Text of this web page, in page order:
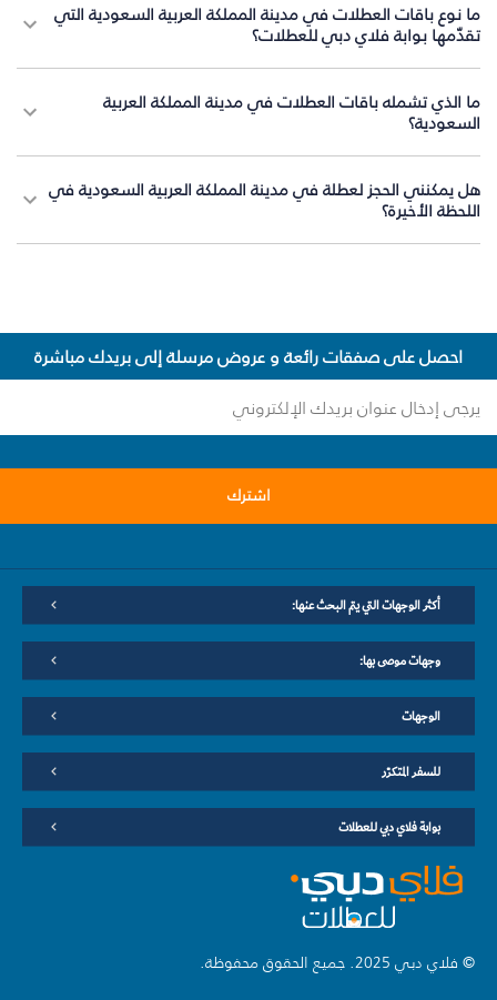
ما نوع باقات العطلات في مدينة المملكة العربية السعودية التي
تقدّمها بوابة فلاي دبي للعطلات؟
ما الذي تشمله باقات العطلات في مدينة المملكة العربية
السعودية؟
هل يمكنني الحجز لعطلة في مدينة المملكة العربية السعودية في
اللحظة الأخيرة؟
احصل على صفقات رائعة و عروض مرسلة إلى بريدك مباشرة
اشترك
أكثر الوجهات التي يتم البحث عنها:
وجهات موصى بها:
الوجهات
للسفر المتكرّر
بوابة فلاي دبي للعطلات
© فلاي دبي 2025. جميع الحقوق محفوظة.